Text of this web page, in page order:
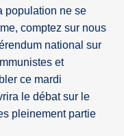
population ne se
comptez sur nous
national sur
et
ce mardi
le débat sur le
pleinement partie